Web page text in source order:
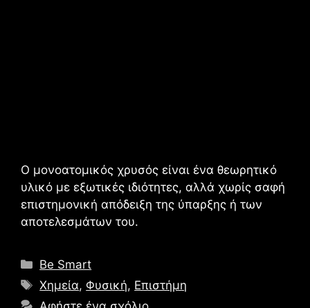
Ο μονοατομικός χρυσός είναι ένα θεωρητικό
υλικό με εξωτικές ιδιότητες, αλλά χωρίς σαφή
επιστημονική απόδειξη της ύπαρξης ή των
αποτελεσμάτων του.
Κατηγορίες
Be Smart
Ετικέτες
Χημεία, Φυσική, Επιστήμη